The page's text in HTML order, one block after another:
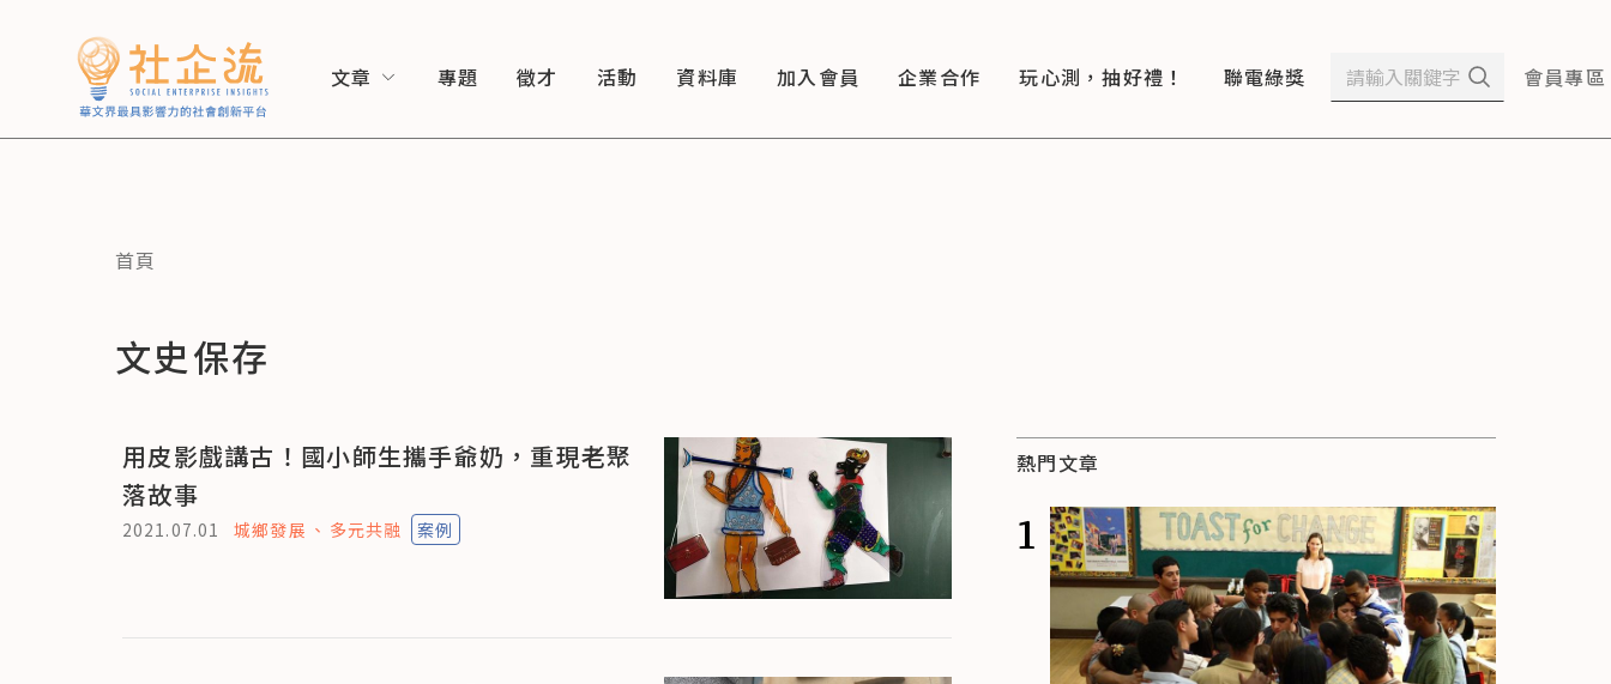
文章 專題 徵才 活動 資料庫 加入會員 企業合作 玩心測，抽好禮！ 聯電綠獎 會員專區
首頁
文史保存
用皮影戲講古！國小師生攜手爺奶，重現老聚
落故事
2021.07.01 城鄉發展 多元共融 案例
熱門文章
1